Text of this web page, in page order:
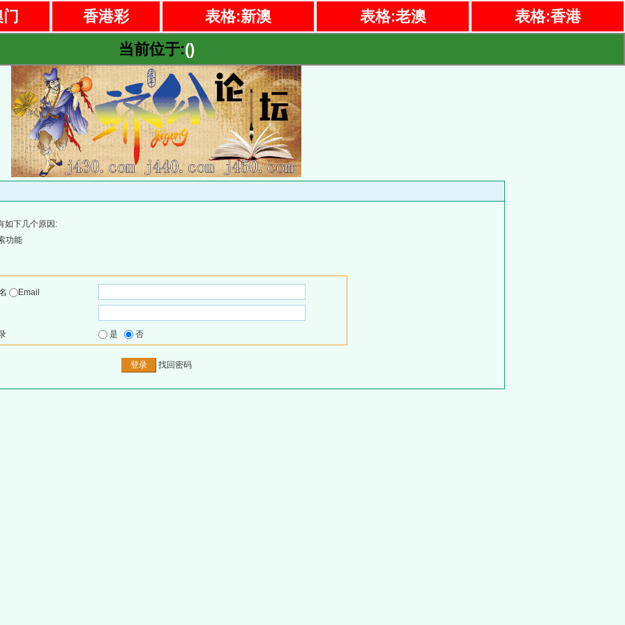
香港彩 表格:新澳 表格:老澳
表格:香港
当前位于:()
如下几个原因:
功能
Email
是 否
找回密码